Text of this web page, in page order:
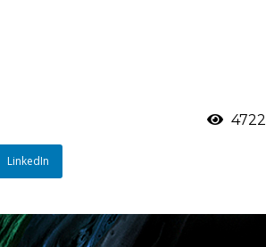
4722
LinkedIn